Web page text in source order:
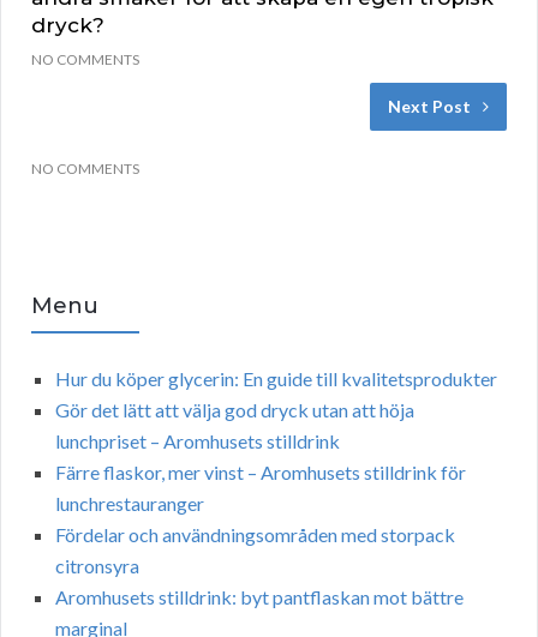
dryck?
NO COMMENTS
Next Post
NO COMMENTS
Menu
Hur du köper glycerin: En guide till kvalitetsprodukter
Gör det lätt att välja god dryck utan att höja
lunchpriset – Aromhusets stilldrink
Färre flaskor, mer vinst – Aromhusets stilldrink för
lunchrestauranger
Fördelar och användningsområden med storpack
citronsyra
Aromhusets stilldrink: byt pantflaskan mot bättre
marginal